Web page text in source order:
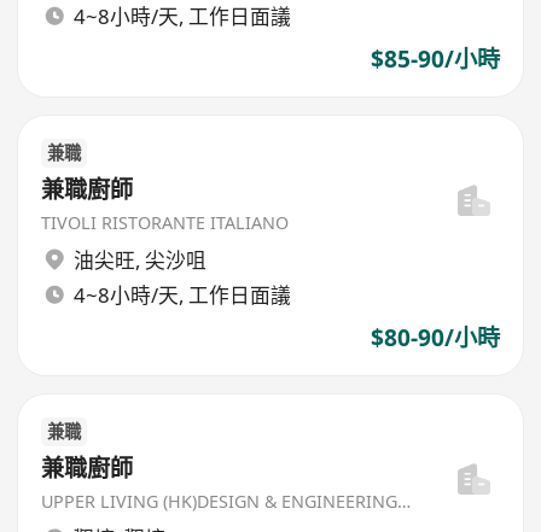
4~8小時/天, 工作日面議
$85-90/小時
兼職
兼職廚師
TIVOLI RISTORANTE ITALIANO
油尖旺, 尖沙咀
4~8小時/天, 工作日面議
$80-90/小時
兼職
兼職廚師
UPPER LIVING (HK)DESIGN & ENGINEERING LIMITED